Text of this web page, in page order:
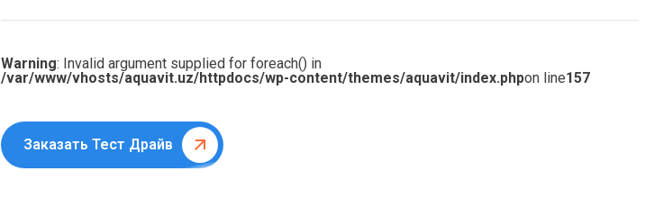
Warning: Invalid argument supplied for foreach() in
/var/www/vhosts/aquavit.uz/httpdocs/wp-content/themes/aquavit/index.phpon line157
Заказать Тест Драйв